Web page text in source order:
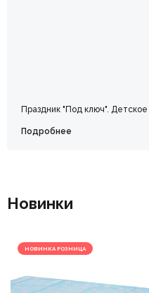
Праздник "Под ключ".
Подробнее
Новинки
НОВИНКА РОЗНИЦА